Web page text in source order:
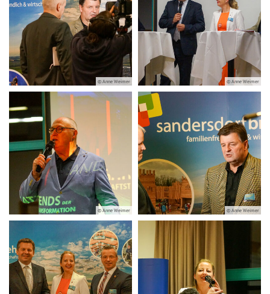
© Anne Weimer © Anne Weimer
© Anne Weimer © Anne Weimer